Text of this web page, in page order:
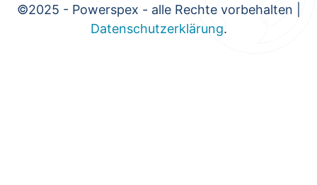
©2025 - Powerspex - alle Rechte vorbehalten |
Datenschutzerklärung.